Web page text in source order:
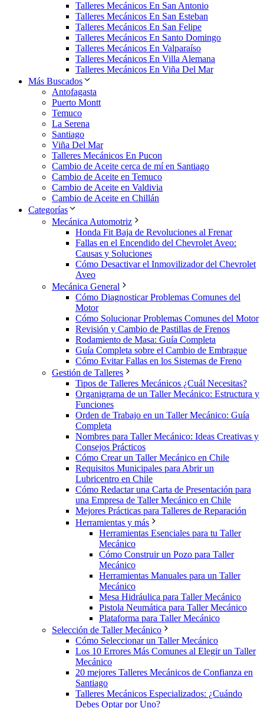
Talleres Mecánicos En San Antonio
Talleres Mecánicos En San Esteban
Talleres Mecánicos En San Felipe
Talleres Mecánicos En Santo Domingo
Talleres Mecánicos En Valparaíso
Talleres Mecánicos En Villa Alemana
Talleres Mecánicos En Viña Del Mar
Más Buscados
Antofagasta
Puerto Montt
Temuco
La Serena
Santiago
Viña Del Mar
Talleres Mecánicos En Pucon
Cambio de Aceite cerca de mí en Santiago
Cambio de Aceite en Temuco
Cambio de Aceite en Valdivia
Cambio de Aceite en Chillán
Categorías
Mecánica Automotriz
Honda Fit Baja de Revoluciones al Frenar
Fallas en el Encendido del Chevrolet Aveo:
Causas y Soluciones
Cómo Desactivar el Inmovilizador del Chevrolet
Aveo
Mecánica General
Cómo Diagnosticar Problemas Comunes del
Motor
Cómo Solucionar Problemas Comunes del Motor
Revisión y Cambio de Pastillas de Frenos
Rodamiento de Masa: Guía Completa
Guía Completa sobre el Cambio de Embrague
Cómo Evitar Fallas en los Sistemas de Freno
Gestión de Talleres
Tipos de Talleres Mecánicos ¿Cuál Necesitas?
Organigrama de un Taller Mecánico: Estructura y
Funciones
Orden de Trabajo en un Taller Mecánico: Guía
Completa
Nombres para Taller Mecánico: Ideas Creativas y
Consejos Prácticos
Cómo Crear un Taller Mecánico en Chile
Requisitos Municipales para Abrir un
Lubricentro en Chile
Cómo Redactar una Carta de Presentación para
una Empresa de Taller Mecánico en Chile
Mejores Prácticas para Talleres de Reparación
Herramientas y más
Herramientas Esenciales para tu Taller
Mecánico
Cómo Construir un Pozo para Taller
Mecánico
Herramientas Manuales para un Taller
Mecánico
Mesa Hidráulica para Taller Mecánico
Pistola Neumática para Taller Mecánico
Plataforma para Taller Mecánico
Selección de Taller Mecánico
Cómo Seleccionar un Taller Mecánico
Los 10 Errores Más Comunes al Elegir un Taller
Mecánico
20 mejores Talleres Mecánicos de Confianza en
Santiago
Talleres Mecánicos Especializados: ¿Cuándo
Debes Optar por Uno?